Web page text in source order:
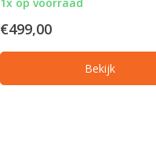
€499,00
Bekijk